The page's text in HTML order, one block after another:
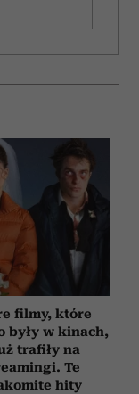
filmy, które
były w kinach,
trafiły na
Te
hity